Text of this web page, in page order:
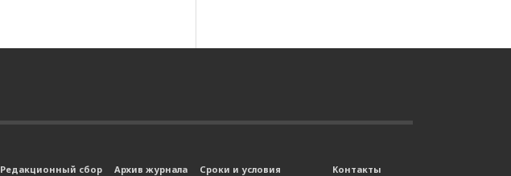
Редакционный сбор Архив журнала
Сроки и условия
Контакты